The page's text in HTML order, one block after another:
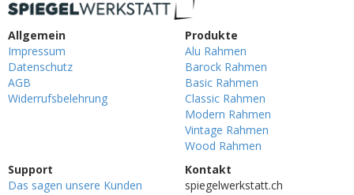
Allgemein
Impressum
Datenschutz
AGB
Widerrufsbelehrung
Produkte
Alu Rahmen
Barock Rahmen
Basic Rahmen
Classic Rahmen
Modern Rahmen
Vintage Rahmen
Wood Rahmen
Support
Das sagen unsere Kunden
Kontakt
spiegelwerkstatt.ch